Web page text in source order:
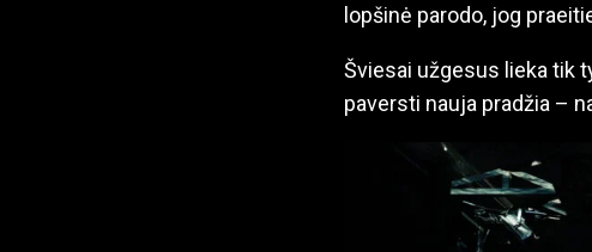
lopšinė parodo, jog
Šviesai užgesus lieka tik
paversti nauja pradžia –